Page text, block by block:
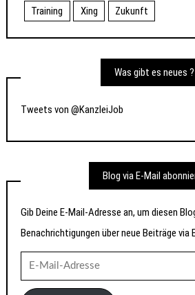
Training
Xing Zukunft
Was gibt es neues ?
Tweets von @KanzleiJob
Blog via E-Mail
Gib Deine E-Mail-Adresse an, um diesen
Benachrichtigungen über neue Beiträge via
Mail-